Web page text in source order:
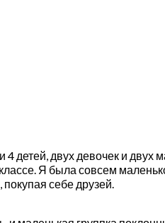
4 детей, двух девочек и
Я была совсем
покупая себе друзей.